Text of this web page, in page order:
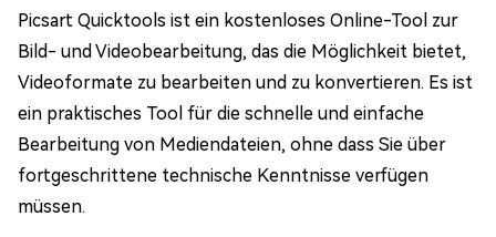
Picsart Quicktools ist ein kostenloses Online-Tool zur
Bild- und Videobearbeitung, das die Möglichkeit bietet,
Videoformate zu bearbeiten und zu konvertieren. Es ist
ein praktisches Tool für die schnelle und einfache
Bearbeitung von Mediendateien, ohne dass Sie über
fortgeschrittene technische Kenntnisse verfügen
müssen.